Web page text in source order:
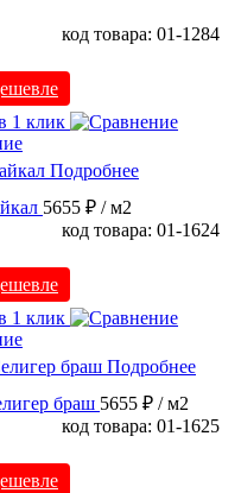
код товара: 01-1284
1 клик
Подробнее
5655 ₽ / м2
код товара: 01-1624
1 клик
Подробнее
браш 5655 ₽ / м2
код товара: 01-1625